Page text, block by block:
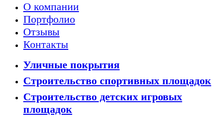
О компании
Портфолио
Отзывы
Контакты
Уличные покрытия
Строительство спортивных площадок
Строительство детских игровых
площадок